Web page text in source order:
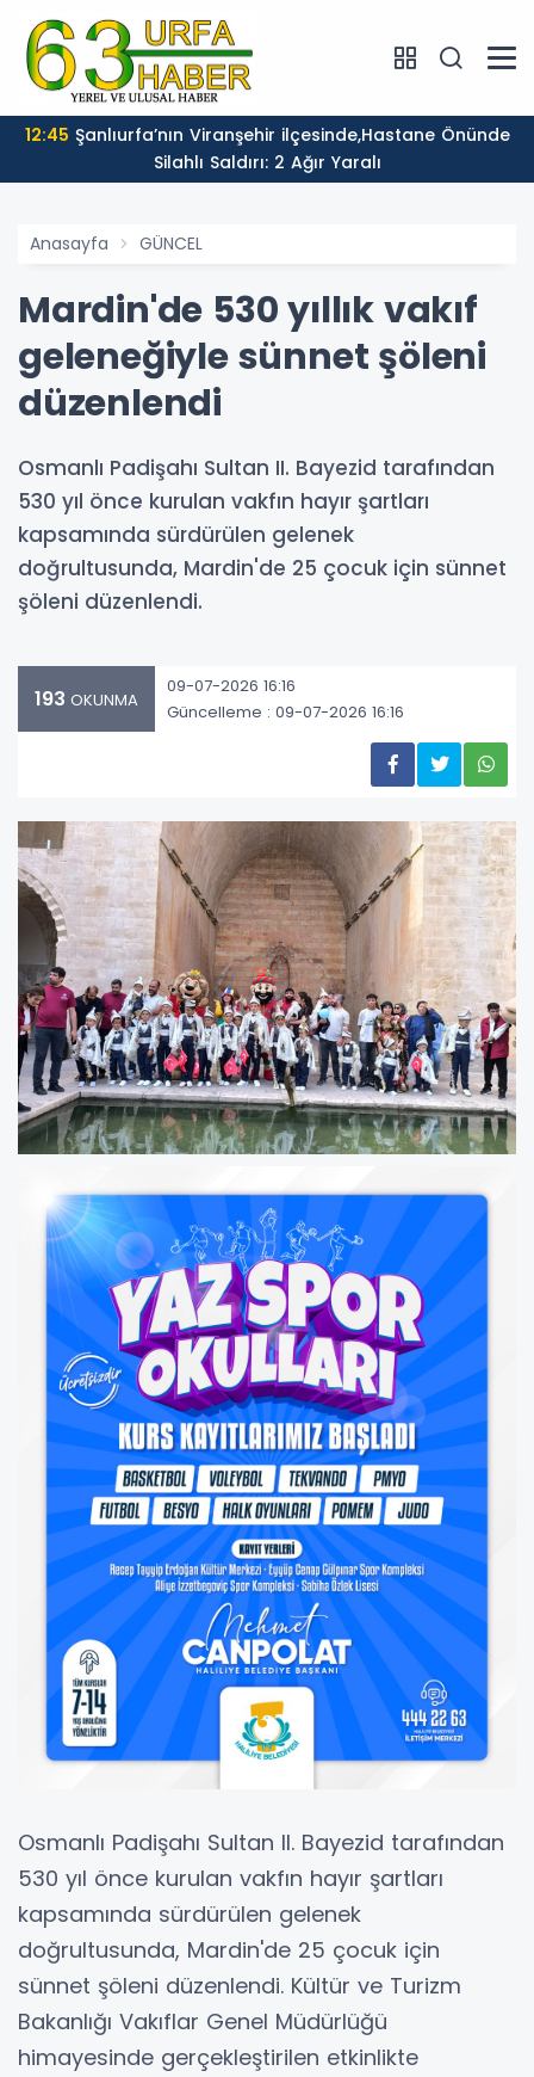
12:45
Silahlı Saldırı: 2 Ağır Yaralı
Anasayfa GÜNCEL
Mardin'de 530 yıllık vakıf
geleneğiyle sünnet şöleni
düzenlendi
Osmanlı Padişahı Sultan II. Bayezid tarafından
530 yıl önce kurulan vakfın hayır şartları
kapsamında sürdürülen gelenek
doğrultusunda, Mardin'de 25 çocuk için sünnet
şöleni düzenlendi.
193 OKUNMA
09-07-2026 16:16
Güncelleme : 09-07-2026 16:16
Osmanlı Padişahı Sultan II. Bayezid tarafından
530 yıl önce kurulan vakfın hayır şartları
kapsamında sürdürülen gelenek
doğrultusunda, Mardin'de 25 çocuk için
sünnet şöleni düzenlendi. Kültür ve Turizm
Bakanlığı Vakıflar Genel Müdürlüğü
himayesinde gerçekleştirilen etkinlikte